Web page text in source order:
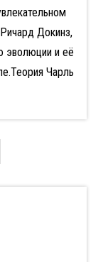
Докинз,
эволюции и её
Чарль